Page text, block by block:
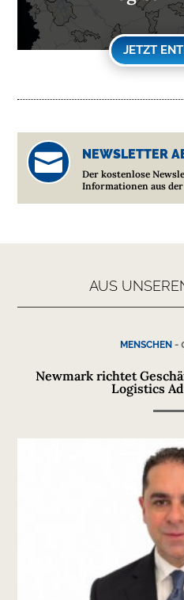
JETZT
 NEWSLETTER
Der kostenlose
Informationen aus
AUS
MENSCHEN -
Newmark richtet
Logistics